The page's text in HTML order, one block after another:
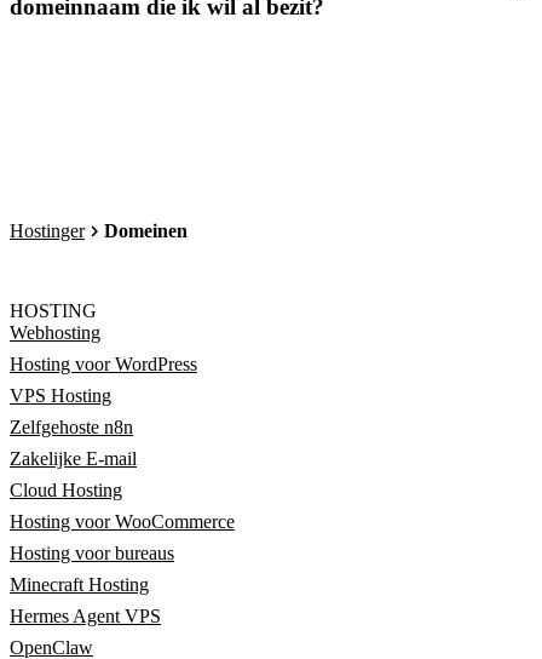
domeinnaam die ik wil al bezit?
Hostinger Domeinen
HOSTING
Webhosting
Hosting voor WordPress
VPS Hosting
Zelfgehoste n8n
Zakelijke E-mail
Cloud Hosting
Hosting voor WooCommerce
Hosting voor bureaus
Minecraft Hosting
Hermes Agent VPS
OpenClaw